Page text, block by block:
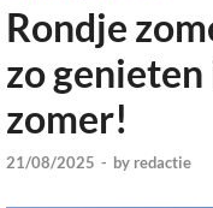
Rondje
zo
zomer!
21/08/2025 - by redactie